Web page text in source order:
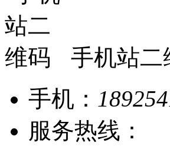
手机站二
手机：
服务热线：